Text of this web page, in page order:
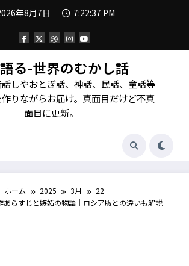
年8月7日 7:22:38 PM
る-世界のむかし話
しやおとぎ話、神話、民話、童話等
りながらお届け。真面目だけど不真
面目に更新。
ホーム 2025 3月
22
あらすじと嫉妬の物語｜ロシア版との違いも解説